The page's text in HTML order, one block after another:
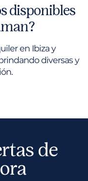
disponibles
en Ibiza y
diversas y
de